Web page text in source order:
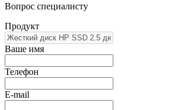
Вопрос специалисту
Продукт
Ваше имя
Телефон
E-mail